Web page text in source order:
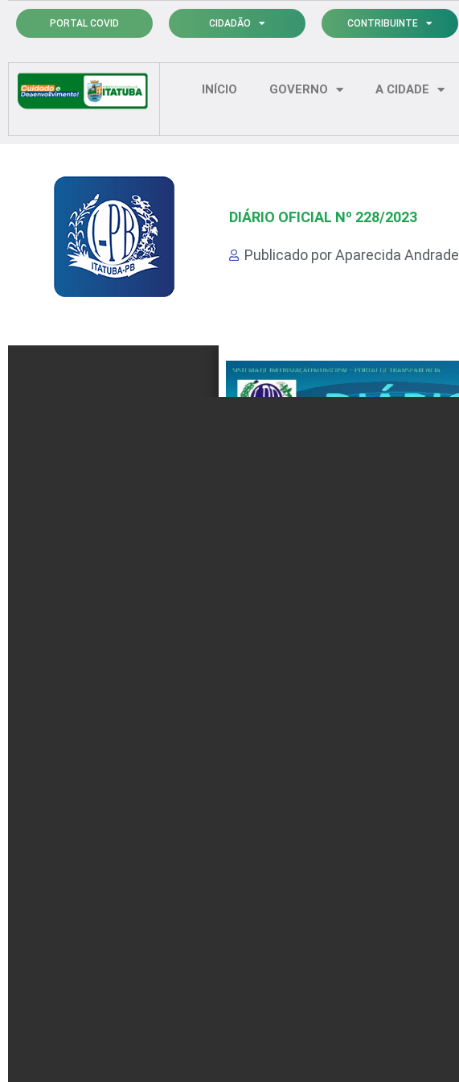
para
conteúdo
PORTAL COVID CIDADÃO CONTRIBUINTE
INÍCIO GOVERNO A CIDADE
DIÁRIO OFICIAL Nº 228/2023
Publicado porAparecida Andrade